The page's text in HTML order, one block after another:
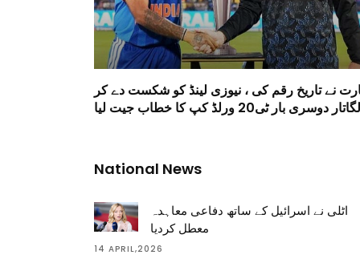
نے تاریخ رقم کی ، نیوزی لینڈ کو شکست دے کر
لگاتار دوسری بار ٹی20 ورلڈ کپ کا خطاب جیت لیا
National News
اٹلی نے اسرائیل کے ساتھ دفاعی معاہدہ
معطل کردیا
14 APRIL,2026